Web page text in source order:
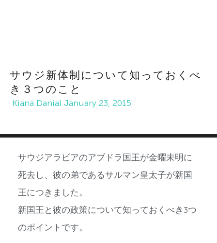
サウジ新体制について知っておくべ
き３つのこと
Kiana Danial January 23, 2015
サウジアラビアのアブドラ国王が金曜未明に
死去し、彼の弟であるサルマン皇太子が新国
王につきました。
新国王と彼の政策について知っておくべき3つ
のポイントです。